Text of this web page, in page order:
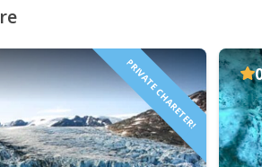
PRIVATE CHARETER!